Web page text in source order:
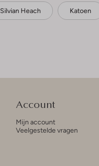
Silvian Heach Katoen
Account
Mijn account
Veelgestelde vragen